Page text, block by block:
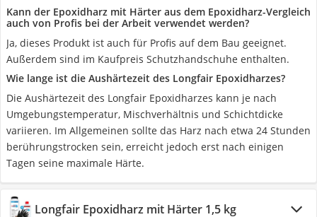
Kann der Epoxidharz mit Härter aus dem Epoxidharz-Vergleich
auch von Profis bei der Arbeit verwendet werden?
Ja, dieses Produkt ist auch für Profis auf dem Bau geeignet.
Außerdem sind im Kaufpreis Schutzhandschuhe enthalten.
Wie lange ist die Aushärtezeit des Longfair Epoxidharzes?
Die Aushärtezeit des Longfair Epoxidharzes kann je nach
Umgebungstemperatur, Mischverhältnis und Schichtdicke
variieren. Im Allgemeinen sollte das Harz nach etwa 24 Stunden
berührungstrocken sein, erreicht jedoch erst nach einigen
Tagen seine maximale Härte.
Longfair Epoxidharz mit Härter 1,5 kg